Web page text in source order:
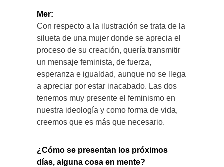
Mer:
Con respecto a la ilustración se trata de la
silueta de una mujer donde se aprecia el
proceso de su creación, quería transmitir
un mensaje feminista, de fuerza,
esperanza e igualdad, aunque no se llega
a apreciar por estar inacabado. Las dos
tenemos muy presente el feminismo en
nuestra ideología y como forma de vida,
creemos que es más que necesario.
¿Cómo se presentan los próximos
días, alguna cosa en mente?